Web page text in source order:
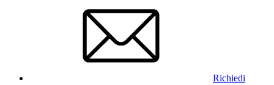
Richiedi